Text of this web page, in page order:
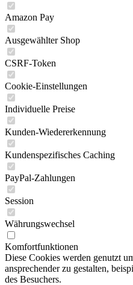
Amazon Pay
Ausgewählter Shop
CSRF-Token
Cookie-Einstellungen
Individuelle Preise
Kunden-Wiedererkennung
Kundenspezifisches Caching
PayPal-Zahlungen
Session
Währungswechsel
Komfortfunktionen
Diese Cookies werden genutzt
ansprechender zu gestalten,
des Besuchers.